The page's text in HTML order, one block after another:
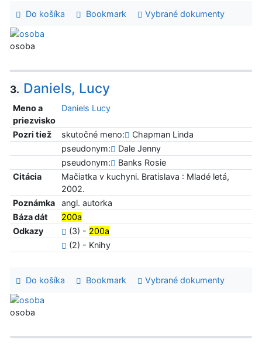
Do košíka Bookmark Vybrané dokumenty
osoba
3. Daniels, Lucy
Meno a
priezvisko
Daniels Lucy
Pozri tiež skutočné meno:
Chapman Linda
pseudonym:
Dale Jenny
pseudonym:
Banks Rosie
Citácia
Mačiatka v kuchyni. Bratislava : Mladé letá,
2002.
Poznámka
angl. autorka
Báza dát
200a
Odkazy
(3) - 200a
(2) - Knihy
Do košíka Bookmark Vybrané dokumenty
osoba